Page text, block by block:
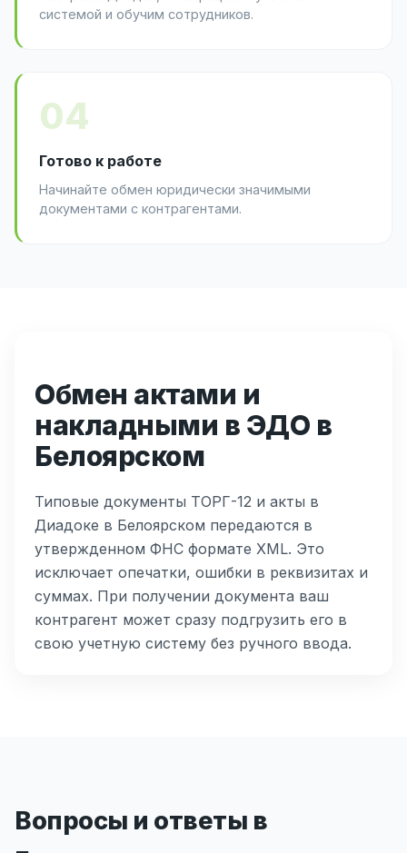
системой и обучим сотрудников.
04
Готово к работе
Начинайте обмен юридически значимыми
документами с контрагентами.
Обмен актами и
накладными в ЭДО в
Белоярском
Типовые документы ТОРГ-12 и акты в
Диадоке в Белоярском передаются в
утвержденном ФНС формате XML. Это
исключает опечатки, ошибки в реквизитах и
суммах. При получении документа ваш
контрагент может сразу подгрузить его в
свою учетную систему без ручного ввода.
Вопросы и ответы в